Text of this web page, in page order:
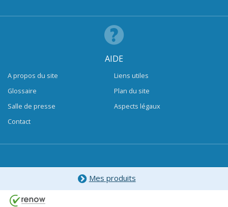
AIDE
A propos du site
Glossaire
Salle de presse
Contact
Liens utiles
Plan du site
Aspects légaux
Mes produits